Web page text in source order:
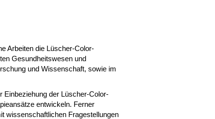
Arbeiten die Lüscher-Color-
Gesundheitswesen und
und Wissenschaft, sowie im
Einbeziehung der Lüscher-Color-
entwickeln. Ferner
wissenschaftlichen Fragestellungen